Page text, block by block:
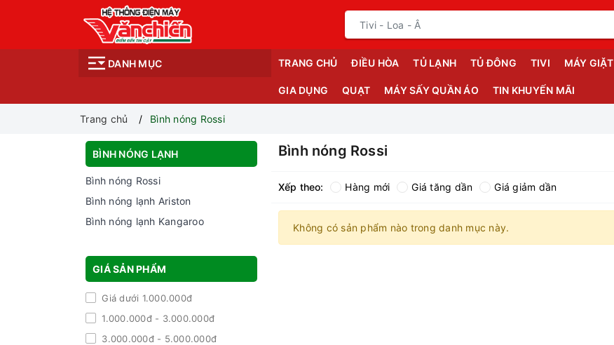
DANH MỤC TRANG CHỦ ĐIỀU HÒA TỦ LẠNH TỦ ĐÔNG TIVI MÁY GIẶT
GIA DỤNG QUẠT MÁY SẤY QUẦN ÁO TIN KHUYẾN MÃI
Trang chủ Bình nóng Rossi
BÌNH NÓNG LẠNH
Bình nóng Rossi
Bình nóng lạnh Ariston
Bình nóng lạnh Kangaroo
GIÁ SẢN PHẨM
Giá dưới 1.000.000đ
1.000.000đ - 3.000.000đ
3.000.000đ - 5.000.000đ
Bình nóng Rossi
Xếp theo: Hàng mới Giá tăng dần Giá giảm dần
Không có sản phẩm nào trong danh mục này.